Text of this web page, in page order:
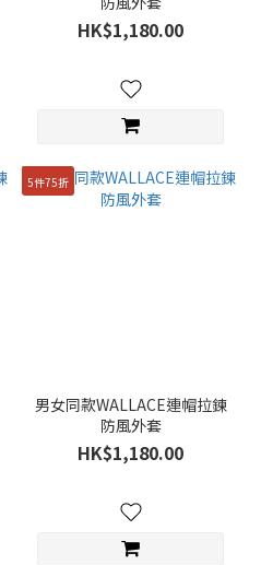
HK$1,180.00
5件75折
男女同款WALLACE連帽拉鍊
防風外套
HK$1,180.00